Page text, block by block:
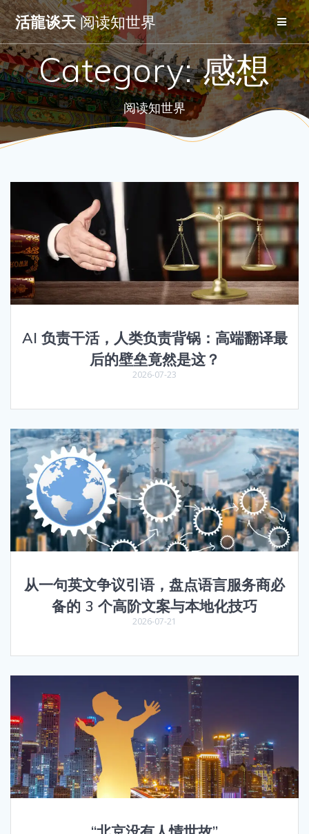
Skip
to
content
活龍谈天阅读知世界
Category:感想
阅读知世界
AI 负责干活，人类负责背锅：高端翻译最
后的壁垒竟然是这？
2026-07-23
从一句英文争议引语，盘点语言服务商必
备的 3 个高阶文案与本地化技巧
2026-07-21